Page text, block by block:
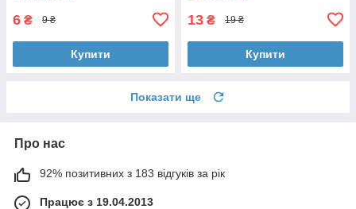
6 ₴ 9 ₴
Купити
13 ₴ 19 ₴
Купити
Показати ще
Про нас
92% позитивних з 183 відгуків за рік
Працює з 19.04.2013